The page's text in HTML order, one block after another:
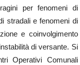
per fenomeni di
stradali e fenomeni di
e coinvolgimento
di versante. Si
Operativi Comunali